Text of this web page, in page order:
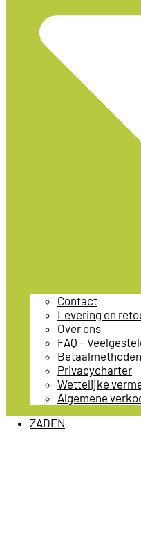
Contact
Levering en
Over ons
FAQ –
Betaalmethoden
Privacycharter
Wettelijke
Algemene
ZADEN